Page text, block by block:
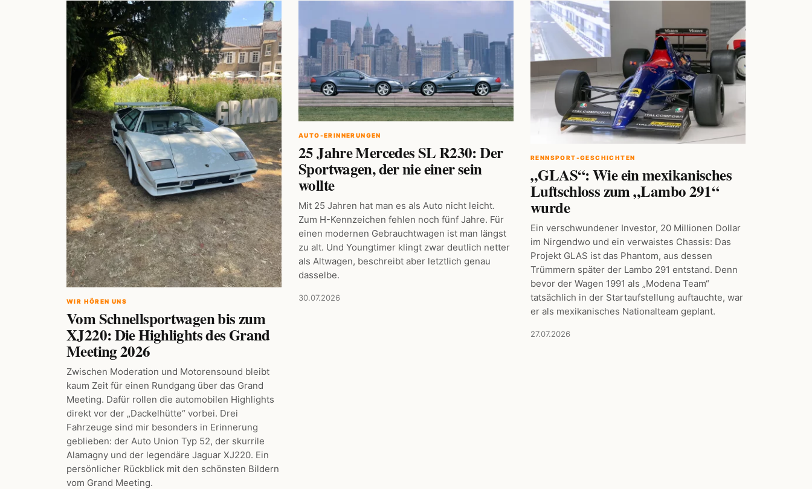
WIR HÖREN UNS
Vom Schnellsportwagen bis zum
XJ220: Die Highlights des Grand
Meeting 2026
Zwischen Moderation und Motorensound bleibt
kaum Zeit für einen Rundgang über das Grand
Meeting. Dafür rollen die automobilen Highlights
direkt vor der „Dackelhütte“ vorbei. Drei
Fahrzeuge sind mir besonders in Erinnerung
geblieben: der Auto Union Typ 52, der skurrile
Alamagny und der legendäre Jaguar XJ220. Ein
persönlicher Rückblick mit den schönsten Bildern
vom Grand Meeting.
AUTO-ERINNERUNGEN
25 Jahre Mercedes SL R230: Der
Sportwagen, der nie einer sein
wollte
Mit 25 Jahren hat man es als Auto nicht leicht.
Zum H-Kennzeichen fehlen noch fünf Jahre. Für
einen modernen Gebrauchtwagen ist man längst
zu alt. Und Youngtimer klingt zwar deutlich netter
als Altwagen, beschreibt aber letztlich genau
dasselbe.
30.07.2026
RENNSPORT-GESCHICHTEN
„GLAS“: Wie ein mexikanisches
Luftschloss zum „Lambo 291“
wurde
Ein verschwundener Investor, 20 Millionen Dollar
im Nirgendwo und ein verwaistes Chassis: Das
Projekt GLAS ist das Phantom, aus dessen
Trümmern später der Lambo 291 entstand. Denn
bevor der Wagen 1991 als „Modena Team“
tatsächlich in der Startaufstellung auftauchte, war
er als mexikanisches Nationalteam geplant.
27.07.2026